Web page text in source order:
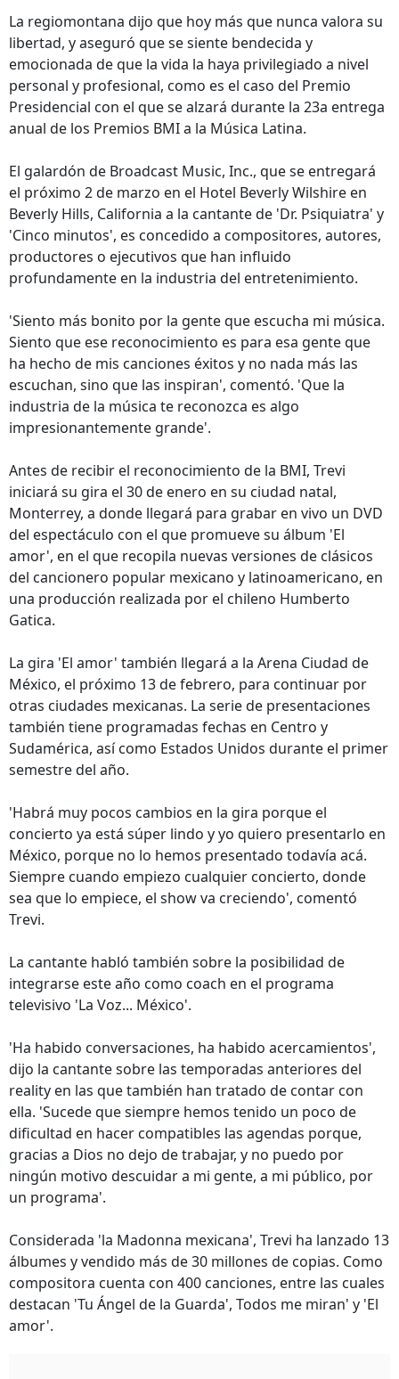
La regiomontana dijo que hoy más que nunca valora su
libertad, y aseguró que se siente bendecida y
emocionada de que la vida la haya privilegiado a nivel
personal y profesional, como es el caso del Premio
Presidencial con el que se alzará durante la 23a entrega
anual de los Premios BMI a la Música Latina.
El galardón de Broadcast Music, Inc., que se entregará
el próximo 2 de marzo en el Hotel Beverly Wilshire en
Beverly Hills, California a la cantante de 'Dr. Psiquiatra' y
'Cinco minutos', es concedido a compositores, autores,
productores o ejecutivos que han influido
profundamente en la industria del entretenimiento.
'Siento más bonito por la gente que escucha mi música.
Siento que ese reconocimiento es para esa gente que
ha hecho de mis canciones éxitos y no nada más las
escuchan, sino que las inspiran', comentó. 'Que la
industria de la música te reconozca es algo
impresionantemente grande'.
Antes de recibir el reconocimiento de la BMI, Trevi
iniciará su gira el 30 de enero en su ciudad natal,
Monterrey, a donde llegará para grabar en vivo un DVD
del espectáculo con el que promueve su álbum 'El
amor', en el que recopila nuevas versiones de clásicos
del cancionero popular mexicano y latinoamericano, en
una producción realizada por el chileno Humberto
Gatica.
La gira 'El amor' también llegará a la Arena Ciudad de
México, el próximo 13 de febrero, para continuar por
otras ciudades mexicanas. La serie de presentaciones
también tiene programadas fechas en Centro y
Sudamérica, así como Estados Unidos durante el primer
semestre del año.
'Habrá muy pocos cambios en la gira porque el
concierto ya está súper lindo y yo quiero presentarlo en
México, porque no lo hemos presentado todavía acá.
Siempre cuando empiezo cualquier concierto, donde
sea que lo empiece, el show va creciendo', comentó
Trevi.
La cantante habló también sobre la posibilidad de
integrarse este año como coach en el programa
televisivo 'La Voz... México'.
'Ha habido conversaciones, ha habido acercamientos',
dijo la cantante sobre las temporadas anteriores del
reality en las que también han tratado de contar con
ella. 'Sucede que siempre hemos tenido un poco de
dificultad en hacer compatibles las agendas porque,
gracias a Dios no dejo de trabajar, y no puedo por
ningún motivo descuidar a mi gente, a mi público, por
un programa'.
Considerada 'la Madonna mexicana', Trevi ha lanzado 13
álbumes y vendido más de 30 millones de copias. Como
compositora cuenta con 400 canciones, entre las cuales
destacan 'Tu Ángel de la Guarda', Todos me miran' y 'El
amor'.